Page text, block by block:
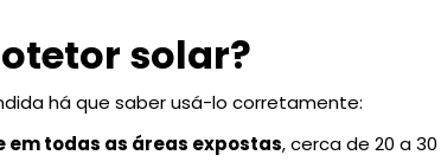
solar?
há que saber usá-lo corretamente:
todas as áreas expostas, cerca de 20 a 30